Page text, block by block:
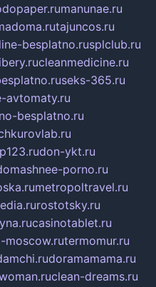
manunae.ru
tajuncos.ru
besplatno.rusplclub.ru
cleanmedicine.ru
seks-365.ru
avtomaty.ru
besplatno.ru
don-ykt.ru
porno.ru
metropoltravel.ru
rostotsky.ru
casinotablet.ru
moscow.rutermomur.ru
doramamama.ru
clean-dreams.ru